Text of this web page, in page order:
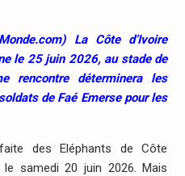
La Côte d’Ivoire
le 25 juin 2026, au stade de
rencontre déterminera les
de Faé Emerse pour les
des Eléphants de Côte
le samedi 20 juin 2026. Mais